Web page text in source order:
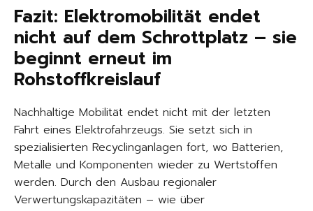
Fazit: Elektromobilität endet
nicht auf dem Schrottplatz – sie
beginnt erneut im
Rohstoffkreislauf
Nachhaltige Mobilität endet nicht mit der letzten
Fahrt eines Elektrofahrzeugs. Sie setzt sich in
spezialisierten Recyclinganlagen fort, wo Batterien,
Metalle und Komponenten wieder zu Wertstoffen
werden. Durch den Ausbau regionaler
Verwertungskapazitäten – wie über